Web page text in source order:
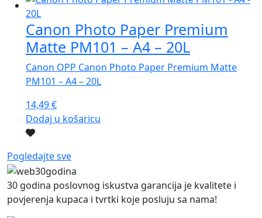
Canon Photo Paper Premium
Matte PM101 – A4 – 20L
Canon OPP Canon Photo Paper Premium Matte
PM101 – A4 – 20L
14,49€
Dodaj u košaricu
Pogledajte sve
30 godina poslovnog iskustva garancija je kvalitete i
povjerenja kupaca i tvrtki koje posluju sa nama!